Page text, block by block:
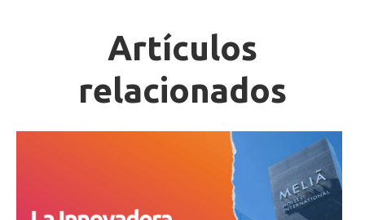
Artículos
relacionados